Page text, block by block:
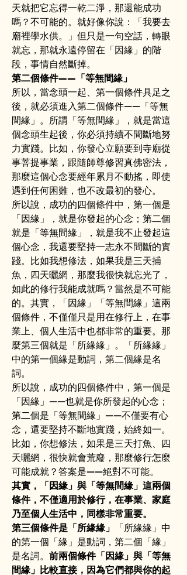
天就把它忘得一乾二淨，那還能成功
嗎？不可能的。就好像你說：「我要去
廟裡學水供。」但只是一句空話，轉眼
就忘，那就永遠停留在「因緣」的階
段，事情自然斷掉。
第二個條件——「等無間緣」
所以，當念頭一起、第一個條件具足之
後，就必須進入第二個條件——「等無
間緣」。所謂「等無間緣」，就是當這
個念頭生起後，你必須持續不間斷地努
力實踐。比如，你發心立願要到寺廟從
事菩提事業，跟隨師尊修習真佛密法，
那麼這個心念要經年累月不動搖，即使
遇到任何困難，也不改最初的發心。
所以說，成功的四個條件中，第一個是
「因緣」，就是你發起的心念；第二個
就是「等無間緣」，就是我不止發起這
個心念，我還要堅持一志永不間斷的實
踐。比如我想修法，如果我是三天捕
魚，四天曬網，那麼我很快就忘光了，
如此的修行我能成就嗎？當然是不可能
的。其實，「因緣」「等無間緣」這兩
個條件，不僅僅只是用在修行上，在事
業上、個人生活中也都非常的重要。那
麼第三個就是「所緣緣」。「所緣緣」
中的第一個緣是動詞，第二個緣是名
詞。
所以說，成功的四個條件中，第一個是
「因緣」——也就是你所發起的心念；
第二個是「等無間緣」——不僅要有心
念，還要堅持不斷地實踐，始終如一。
比如，你想修法，如果是三天打魚、四
天曬網，很快就會荒廢，那麼修行怎麼
可能成就？答案是——絕對不可能。
其實，「因緣」與「等無間緣」這兩個
條件，不僅適用於修行，在事業、家庭
乃至個人生活中，同樣非常重要。
第三個條件是「所緣緣」
「所緣緣」中
的第一個「緣」是動詞，第二個「緣」
是名詞。 前兩個條件「因緣」與「等無
間緣」比較直接，因為它們都與你的起